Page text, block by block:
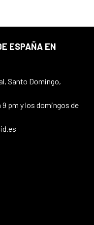
ESPAÑA EN
Santo Domingo,
pm y los domingos de